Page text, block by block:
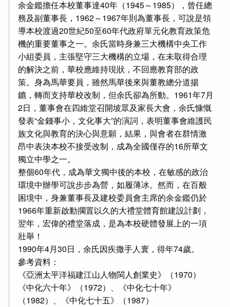
余金鑑擔任本校董事達40年（1945～1985），曾任總
務及副董事長，1962～1967年則為董事長，可說是領
導本校渡過20世紀50至60年代政府單元化教育政策危
機的重要董事之一。余氏當時身兼三大機構中央工作
小組委員，主張堅守三大機構的立場，在未取得合理
的解決之前，華校應維持現狀，不回應教育部的政
策。身為馬華要員，雖然馬華後來與董教總分道揚
鑣，轉而支持華校改制，但余氏卻為所動。1961年7月
2日，董事會在四維堂召開坡眾及家長大會，余氏慷慨
發表“金錢事小，文化事大”的演詞，表明董事會維護民
族文化與教育的決心與意願，結果，與會者在群情激
昂中表決本校不接受改制，成為全國僅存的16所華文
獨立中學之一。
整個60年代，成為華文獨中後的本校，在敏感的政治
環境中辦學可說步步為營，如履薄冰。然而，在百般
困境中，身兼董事長及建校委員會主席的余金鑑仍於
1966年重新啟動擱置以久的大禮堂體育館建設計劃，
翌年，宏偉的禮堂落成，是為本校硬體發展上的一項
壯舉！
1990年4月30日，余氏因疾撒手人寰，得年74歲。
參考資料：
《亞洲太平洋福建江山人物閩人創業史》（1970）
《中化六十年》（1972）、《中化七十年》
（1982）、《中化七十五》（1987）